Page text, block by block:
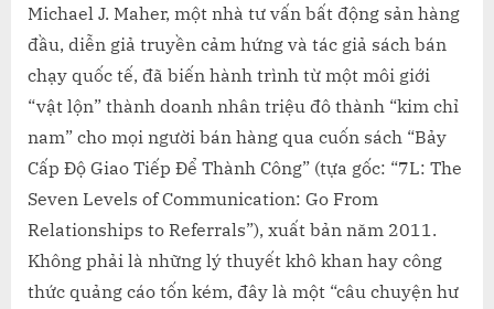
Michael J. Maher, một nhà tư vấn bất động sản hàng
đầu, diễn giả truyền cảm hứng và tác giả sách bán
chạy quốc tế, đã biến hành trình từ một môi giới
“vật lộn” thành doanh nhân triệu đô thành “kim chỉ
nam” cho mọi người bán hàng qua cuốn sách “Bảy
Cấp Độ Giao Tiếp Để Thành Công” (tựa gốc: “7L: The
Seven Levels of Communication: Go From
Relationships to Referrals”), xuất bản năm 2011.
Không phải là những lý thuyết khô khan hay công
thức quảng cáo tốn kém, đây là một “câu chuyện hư